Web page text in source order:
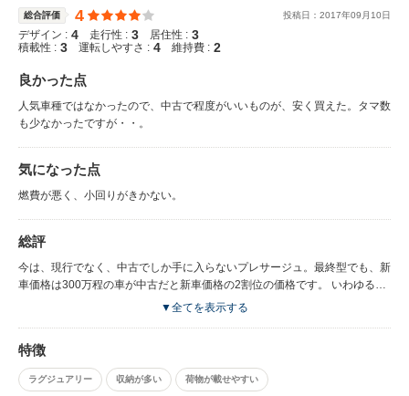
総合評価 4 投稿日： 2017年09 月 10日
デザイン : 4 走行性 : 3 居住性 : 3
積載性 : 3 運転しやすさ : 4 維持費 : 2
良かった点
人気車種ではなかったので、中古で程度がいいものが、安く買えた。タマ数
も少なかったですが・・。
気になった点
燃費が悪く、小回りがきかない。
総評
今は、現行でなく、中古でしか手に入らないプレサージュ。最終型でも、新
車価格は300万程の車が中古だと新車価格の2割位の価格です。 いわゆる、
良い車が安く乗れると、言うこと。 確かに維持費は高いですが、5年分の維
の車重に対しての2,500ccなので、パワーにしては物足りなさがある。あと
は、特に気になるとこもなく、収納、車内は上品があります。点数で言うと
80点です。
▼全てを表示する
特徴
ラグジュアリー 収納が多い 荷物が載せやすい